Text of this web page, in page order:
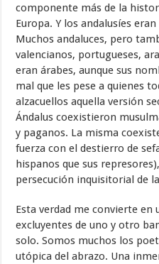
componente más de la
Europa. Y los andalusíes
Muchos andaluces, pero
valencianos, portugueses,
eran árabes, aunque sus
mal que les pese a quienes
alzacuellos aquella versión
Ándalus coexistieron
y paganos. La misma
fuerza con el destierro de
hispanos que sus
persecución inquisitorial de
Esta verdad me convierte
excluyentes de uno y otro
solo. Somos muchos los
utópica del abrazo. Una